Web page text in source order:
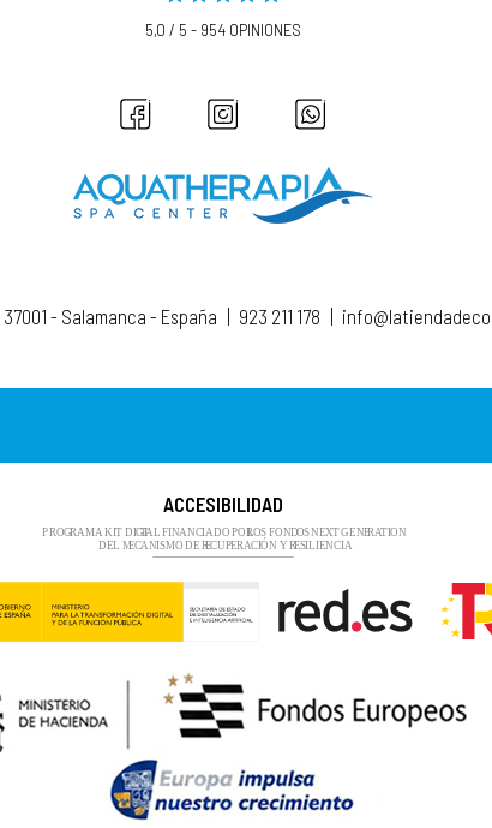
5,0 / 5 - 954 OPINIONES
- Salamanca - España 923 211 178
ACCESIBILIDAD